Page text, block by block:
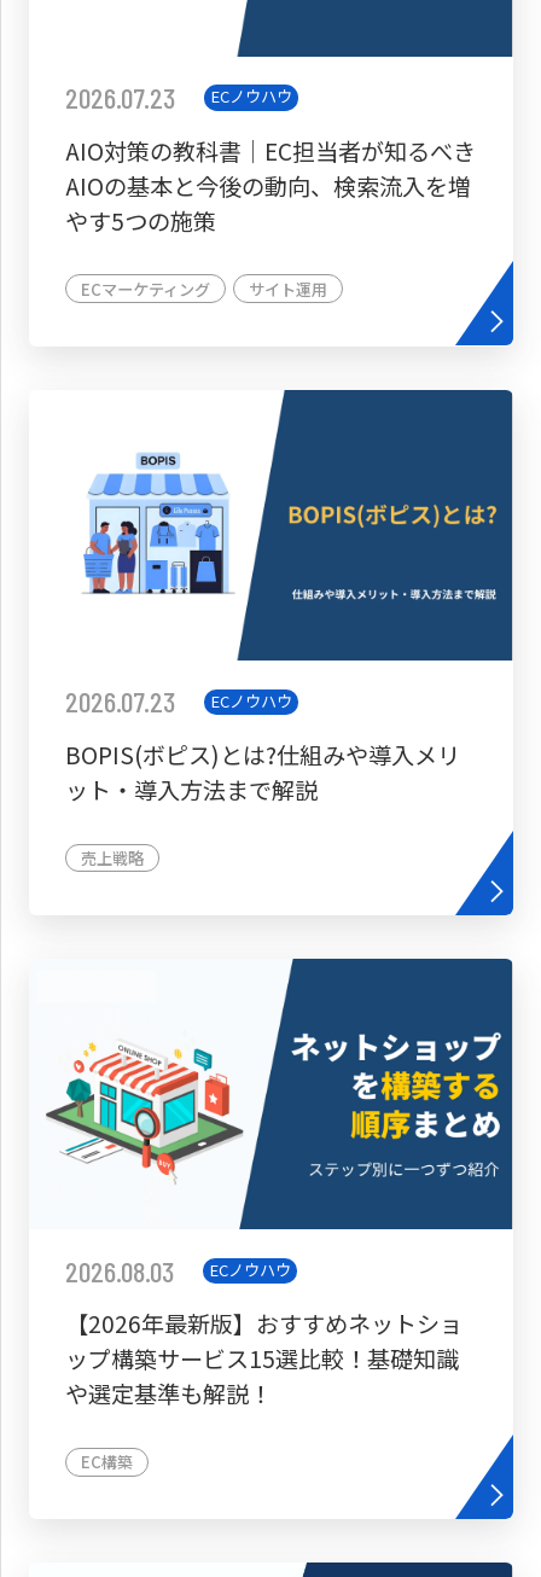
2026.07.23 ECノウハウ
AIO対策の教科書│EC担当者が知るべき
AIOの基本と今後の動向、検索流入を増
やす5つの施策
ECマーケティング サイト運用
2026.07.23 ECノウハウ
BOPIS(ボピス)とは?仕組みや導入メリ
ット・導入方法まで解説
売上戦略
2026.08.03 ECノウハウ
【2026年最新版】おすすめネットショ
ップ構築サービス15選比較！基礎知識
や選定基準も解説！
EC構築